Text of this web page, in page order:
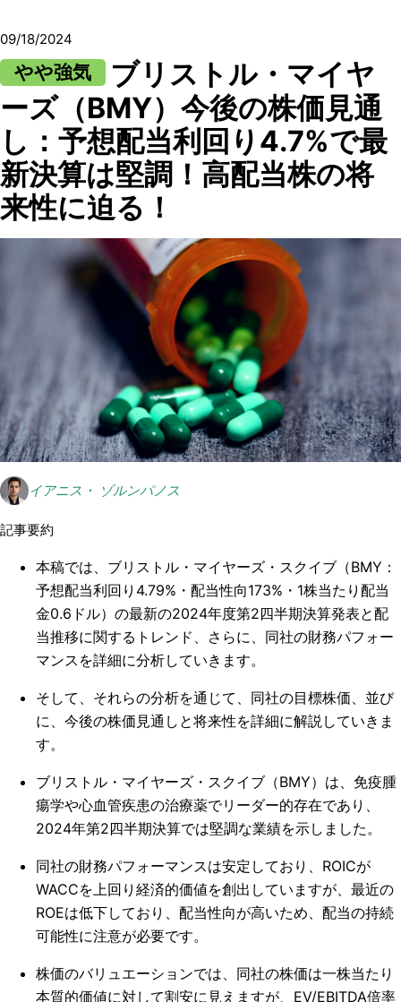
09/18/2024
やや強気
ブリストル・マイヤ
ーズ（BMY）今後の株価見通
し：予想配当利回り4.7%で最
新決算は堅調！高配当株の将
来性に迫る！
イアニス・ ゾルンパノス
記事要約
本稿では、ブリストル・マイヤーズ・スクイブ（BMY：
予想配当利回り4.79%・配当性向173%・1株当たり配当
金0.6ドル）の最新の2024年度第2四半期決算発表と配
当推移に関するトレンド、さらに、同社の財務パフォー
マンスを詳細に分析していきます。
そして、それらの分析を通じて、同社の目標株価、並び
に、今後の株価見通しと将来性を詳細に解説していきま
す。
ブリストル・マイヤーズ・スクイブ（BMY）は、免疫腫
瘍学や心血管疾患の治療薬でリーダー的存在であり、
2024年第2四半期決算では堅調な業績を示しました。
同社の財務パフォーマンスは安定しており、ROICが
WACCを上回り経済的価値を創出していますが、最近の
ROEは低下しており、配当性向が高いため、配当の持続
可能性に注意が必要です。
株価のバリュエーションでは、同社の株価は一株当たり
本質的価値に対して割安に見えますが、EV/EBITDA倍率